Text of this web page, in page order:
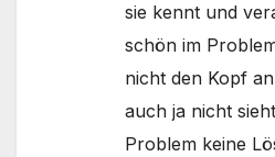
sie kennt und
schön im
nicht den Kopf
auch ja nicht
Problem keine